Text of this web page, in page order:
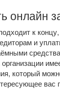
онлайн
к
и
который
вас